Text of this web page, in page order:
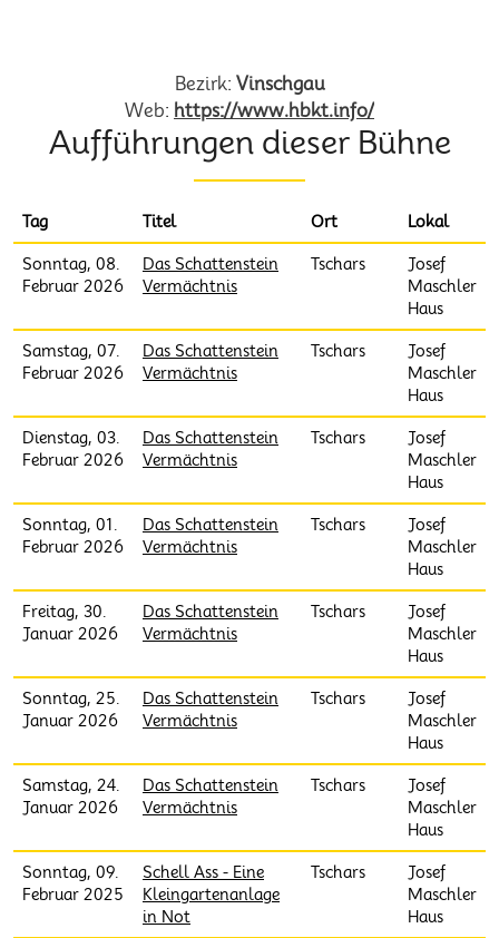
Bezirk: Vinschgau
Web: https://www.hbkt.info/
Aufführungen dieser Bühne
Tag Titel Ort Lokal
Sonntag, 08.
Februar 2026
Das Schattenstein
Vermächtnis
Tschars
Josef
Maschler
Haus
Samstag, 07.
Februar 2026
Das Schattenstein
Vermächtnis
Tschars
Josef
Maschler
Haus
Dienstag, 03.
Februar 2026
Das Schattenstein
Vermächtnis
Tschars
Josef
Maschler
Haus
Sonntag, 01.
Februar 2026
Das Schattenstein
Vermächtnis
Tschars
Josef
Maschler
Haus
Freitag, 30.
Januar 2026
Das Schattenstein
Vermächtnis
Tschars
Josef
Maschler
Haus
Sonntag, 25.
Januar 2026
Das Schattenstein
Vermächtnis
Tschars
Josef
Maschler
Haus
Samstag, 24.
Januar 2026
Das Schattenstein
Vermächtnis
Tschars
Josef
Maschler
Haus
Sonntag, 09.
Februar 2025
Schell Ass - Eine
Kleingartenanlage
in Not
Tschars
Josef
Maschler
Haus